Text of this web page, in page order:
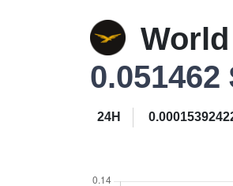
0.051462
24H